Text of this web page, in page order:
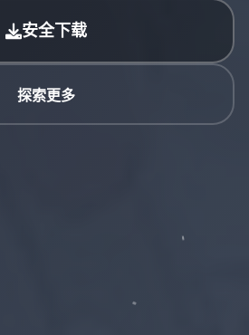
安全下载
探索更多